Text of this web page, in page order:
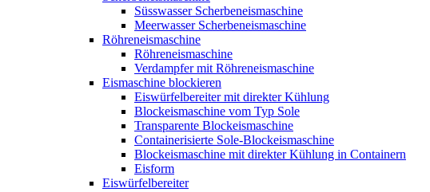
Süsswasser Scherbeneismaschine
Meerwasser Scherbeneismaschine
Röhreneismaschine
Röhreneismaschine
Verdampfer mit Röhreneismaschine
Eismaschine blockieren
Eiswürfelbereiter mit direkter Kühlung
Blockeismaschine vom Typ Sole
Transparente Blockeismaschine
Containerisierte Sole-Blockeismaschine
Blockeismaschine mit direkter Kühlung in Containern
Eisform
Eiswürfelbereiter